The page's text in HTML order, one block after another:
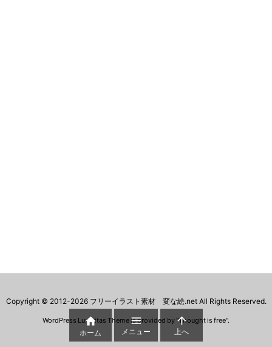
Copyright © 2012-2026 フリーイラスト素材 変な絵.netAll Rights Reserved.
WordPress Luxeritas Theme is provided by "Thought is free".

ホーム

メニュー

上へ